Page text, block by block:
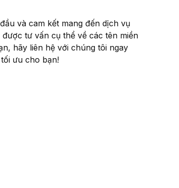
và cam kết mang đến dịch vụ
tư vấn cụ thể về các tên miền
hãy liên hệ với chúng tôi ngay
ưu cho bạn!